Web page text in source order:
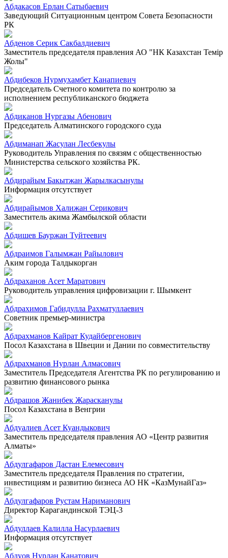
Абдакасов Ерлан Сатыбаевич
Заведующий Ситуационным центром Совета Безопасности
РК
Абденов Серик Сакбалдиевич
Заместитель председателя правления АО "НК Казахстан Темiр
Жолы"
Абдибеков Нурмухамбет Канапиевич
Председатель Счетного комитета по контролю за
исполнением республиканского бюджета
Абдиканов Нургазы Абенович
Председатель Алматинского городского суда
Абдиманап Жасулан Лесбекулы
Руководитель Управления по связям с общественностью
Министерства сельского хозяйства РК.
Абдирайым Бакытжан Жарылкасынулы
Информация отсутствует
Абдирайымов Халижан Серикович
Заместитель акима Жамбылской области
Абдишев Бауржан Туйтеевич
Абдраимов Галымжан Райылович
Аким города Талдыкорган
Абдраханов Асет Маратович
Руководитель управления цифровизации г. Шымкент
Абдрахимов Габидулла Рахматуллаевич
Советник премьер-министра
Абдрахманов Кайрат Кудайбергенович
Посол Казахстана в Швеции и Дании по совместительству
Абдрахманов Нурлан Алмасович
Заместитель Председателя Агентства РК по регулированию и
развитию финансового рынка
Абдрашов Жанибек Жарасканулы
Посол Казахстана в Венгрии
Абдуалиев Асет Куандыкович
Заместитель председателя правления АО «Центр развития
Алматы»
Абдулгафаров Дастан Елемесович
Заместитель председателя Правления по стратегии,
инвестициям и развитию бизнеса АО НК «КазМунайГаз»
Абдулгафаров Рустам Нариманович
Директор Карагандинской ТЭЦ-3
Абдуллаев Калилла Насурлаевич
Информация отсутствует
Абдуов Нурлан Канатович